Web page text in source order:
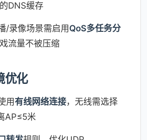
DNS缓存
/录像场景需启用 QoS多任务分
流量不被压缩
优化
用有线网络连接，无线需选择
AP≤5米